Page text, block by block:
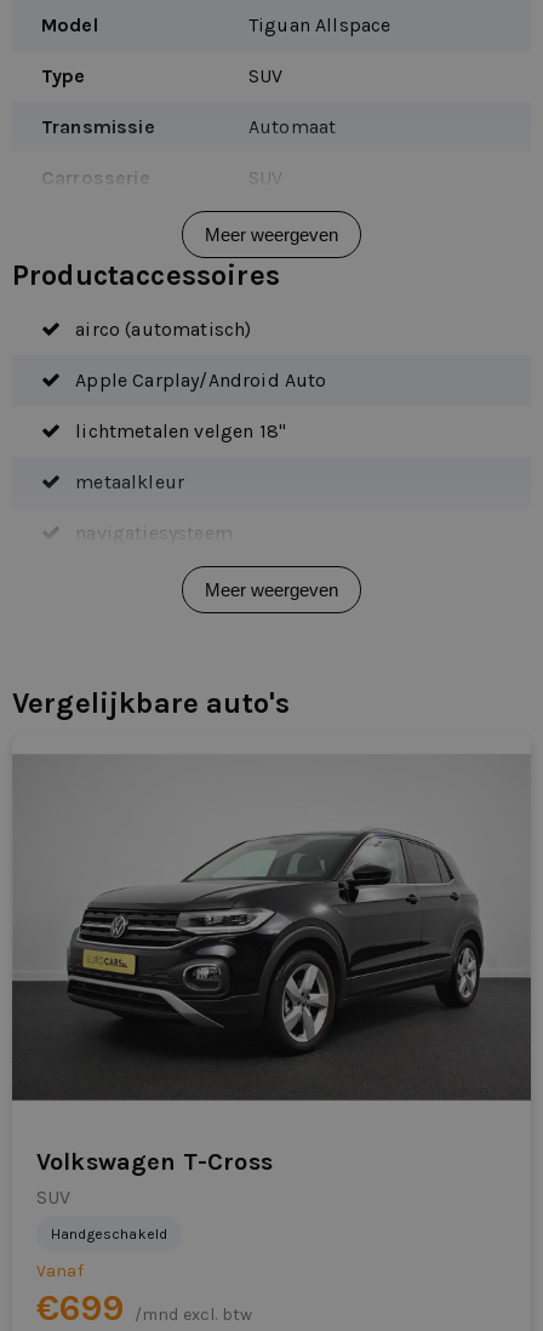
Model Tiguan Allspace
Type SUV
Transmissie Automaat
Carrosserie SUV
Personenauto
Meer weergeven
Productaccessoires
airco (automatisch)
Apple Carplay/Android Auto
lichtmetalen velgen 18"
metaalkleur
navigatiesysteem
voorstoelen verwarmd
achteruitrijcamera
Anti Blokkeer Systeem
Anti doorSlip Regeling
armsteun achter
armsteun voor
binnenspiegel automatisch dimmend
Bluetooth telefoonvoorbereiding
Meer weergeven
Vergelijkbare auto's
Volkswagen T-Cross
SUV
Handgeschakeld
Vanaf
€699 /mnd excl. btw